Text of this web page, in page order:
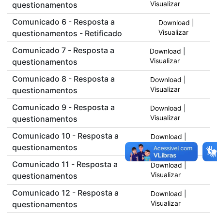
questionamentos Visualizar
Comunicado 6 - Resposta a
questionamentos - Retificado
Download
Visualizar
Comunicado 7 - Resposta a
questionamentos
Download
Visualizar
Comunicado 8 - Resposta a
questionamentos
Download
Visualizar
Comunicado 9 - Resposta a
questionamentos
Download
Visualizar
Comunicado 10 - Resposta a
questionamentos
Download
Visualizar
Comunicado 11 - Resposta a
questionamentos
Download
Visualizar
Comunicado 12 - Resposta a
questionamentos
Download
Visualizar